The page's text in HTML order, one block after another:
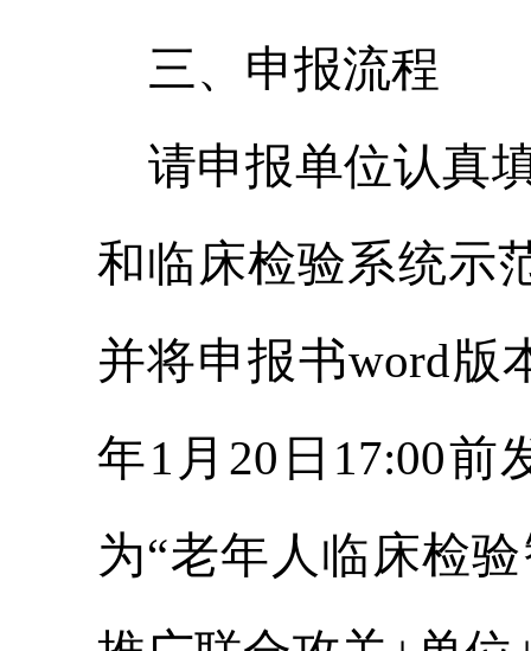
三、申报流程
请申报单位认真
和临床检验系统示
并将申报书word版
年1月20日17:00
为“老年人临床检